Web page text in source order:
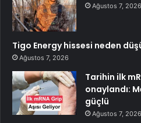
Ağustos 7, 2026
Tigo Energy hissesi neden
Ağustos 7, 2026
Tarihin ilk
onaylandı:
güçlü
Ağustos 7, 2026